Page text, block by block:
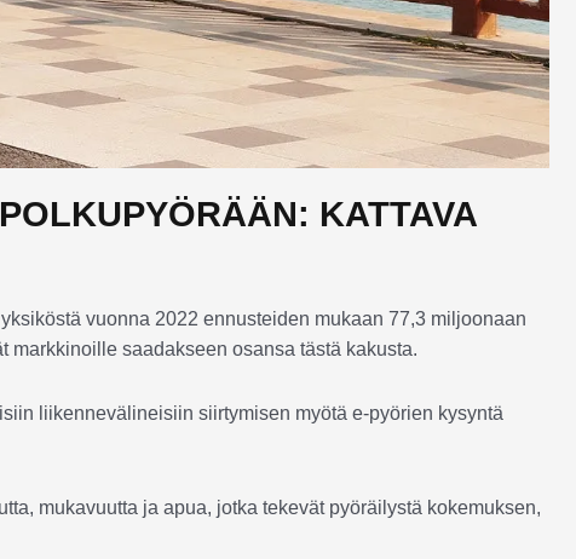
KATTAVA
vuonna 2022 ennusteiden mukaan 77,3 miljoonaan
markkinoille saadakseen osansa tästä kakusta.
liikennevälineisiin siirtymisen myötä e-pyörien kysyntä
mukavuutta ja apua, jotka tekevät pyöräilystä kokemuksen,